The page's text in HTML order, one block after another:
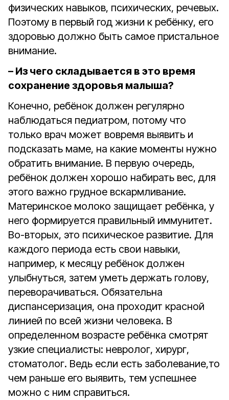
физических навыков, психических, речевых.
Поэтому в первый год жизни к ребёнку, его
здоровью должно быть самое пристальное
внимание.
– Из чего складывается в это время
сохранение здоровья малыша?
Конечно, ребёнок должен регулярно
наблюдаться педиатром, потому что
только врач может вовремя выявить и
подсказать маме, на какие моменты нужно
обратить внимание. В первую очередь,
ребёнок должен хорошо набирать вес, для
этого важно грудное вскармливание.
Материнское молоко защищает ребёнка, у
него формируется правильный иммунитет.
Во-вторых, это психическое развитие. Для
каждого периода есть свои навыки,
например, к месяцу ребёнок должен
улыбнуться, затем уметь держать голову,
переворачиваться. Обязательна
диспансеризация, она проходит красной
линией по всей жизни человека. В
определенном возрасте ребёнка смотрят
узкие специалисты: невролог, хирург,
стоматолог. Ведь если есть заболевание,то
чем раньше его выявить, тем успешнее
можно с ним справиться.